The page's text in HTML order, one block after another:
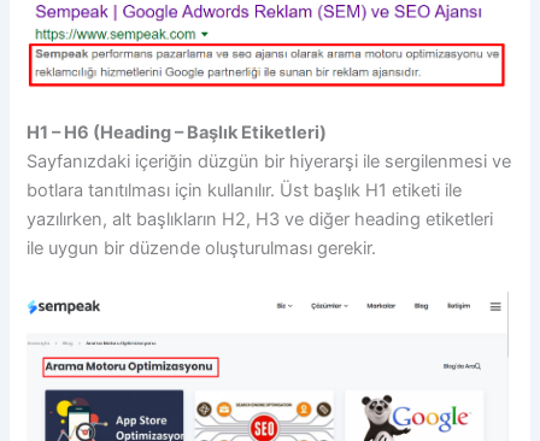
H1 – H6 (Heading – Başlık Etiketleri)
Sayfanızdaki içeriğin düzgün bir hiyerarşi ile sergilenmesi ve
botlara tanıtılması için kullanılır. Üst başlık H1 etiketi ile
yazılırken, alt başlıkların H2, H3 ve diğer heading etiketleri
ile uygun bir düzende oluşturulması gerekir.